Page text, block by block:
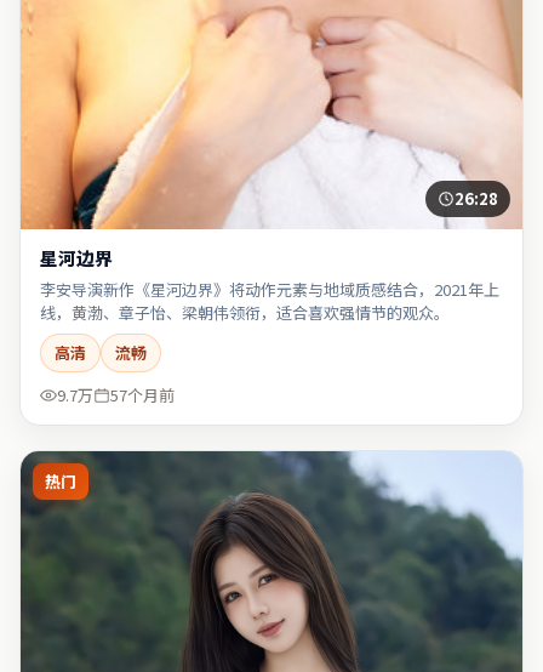
26:28
星河边界
李安导演新作《星河边界》将动作元素与地域质感结合，2021年上
线，黄渤、章子怡、梁朝伟领衔，适合喜欢强情节的观众。
高清
流畅
9.7万
57个月前
热门